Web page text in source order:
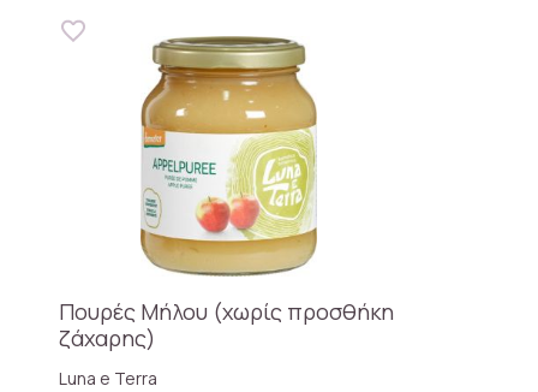
Πουρές Μήλου (χωρίς προσθήκη
ζάχαρης)
Luna e Terra